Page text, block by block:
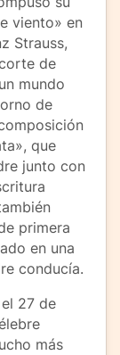
viento» en
Strauss,
de
mundo
de
que
junto con
primera
en una
conducía.
27 de
más